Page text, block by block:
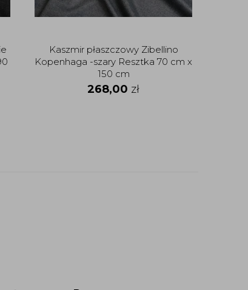
Kaszmir płaszczowy Zibellino
Kopenhaga -szary Resztka 70 cm x
150 cm
268,00 zł